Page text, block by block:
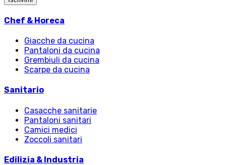
Chef & Horeca
Giacche da cucina
Pantaloni da cucina
Grembiuli da cucina
Scarpe da cucina
Sanitario
Casacche sanitarie
Pantaloni sanitari
Camici medici
Zoccoli sanitari
Edilizia & Industria